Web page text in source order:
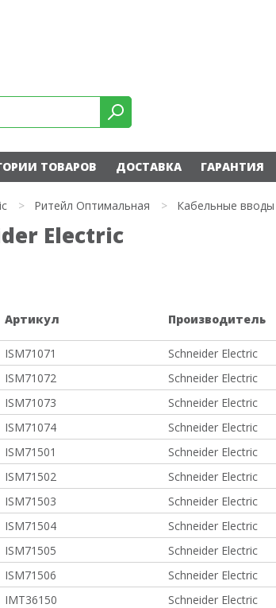
ТОВАРОВ ДОСТАВКА ГАРАНТИЯ
> Ритейл Оптимальная > Кабельные вводы
Electric
Артикул Производитель
ISM71071 Schneider Electric
ISM71072 Schneider Electric
ISM71073 Schneider Electric
ISM71074 Schneider Electric
ISM71501 Schneider Electric
ISM71502 Schneider Electric
ISM71503 Schneider Electric
ISM71504 Schneider Electric
ISM71505 Schneider Electric
ISM71506 Schneider Electric
IMT36150 Schneider Electric